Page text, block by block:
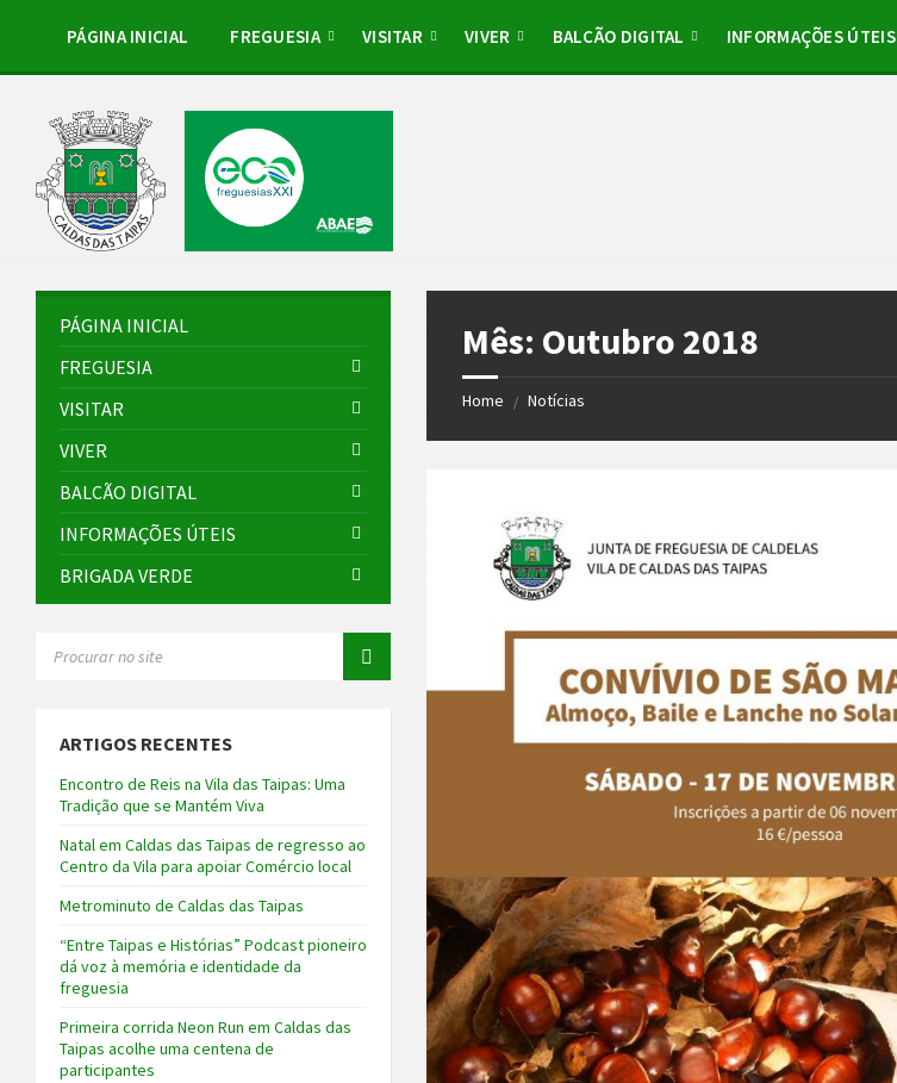
sidebar
sidebar
PÁGINA INICIAL FREGUESIA VISITAR VIVER BALCÃO DIGITAL INFORMAÇÕES ÚTEIS
Mês: Outubro 2018
Home / Notícias
PÁGINA INICIAL
FREGUESIA
VISITAR
VIVER
BALCÃO DIGITAL
INFORMAÇÕES ÚTEIS
BRIGADA VERDE
ARTIGOS RECENTES
Encontro de Reis na Vila das Taipas: Uma
Tradição que se Mantém Viva
Natal em Caldas das Taipas de regresso ao
Centro da Vila para apoiar Comércio local
Metrominuto de Caldas das Taipas
“Entre Taipas e Histórias” Podcast pioneiro
dá voz à memória e identidade da
freguesia
Primeira corrida Neon Run em Caldas das
Taipas acolhe uma centena de
participantes